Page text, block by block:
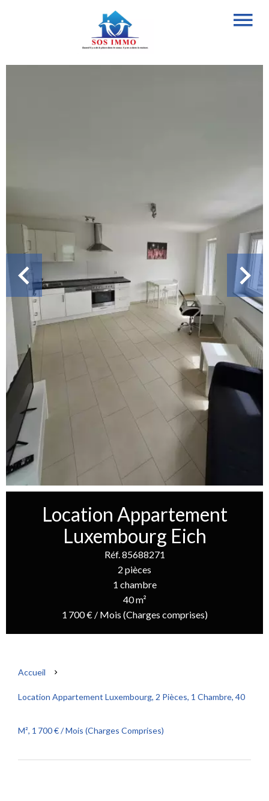
Location Appartement
Luxembourg Eich
Réf. 85688271
2 pièces
1 chambre
40 m²
1 700 € / Mois (Charges comprises)
Accueil
Location Appartement Luxembourg, 2 Pièces, 1 Chambre, 40
M², 1 700 € / Mois (Charges Comprises)